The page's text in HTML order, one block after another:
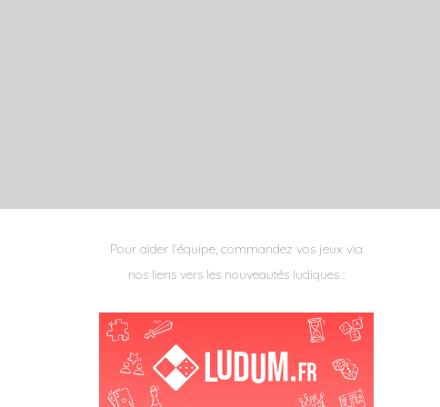
Pour aider l'équipe, commandez vos jeux via
nos liens vers les nouveautés ludiques :